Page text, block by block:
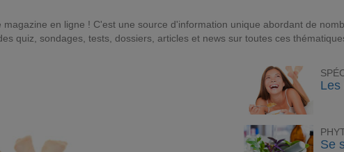
en ligne ! C'est une source d'information unique abordant de
quiz, sondages, tests, dossiers, articles et news sur toutes ces
Les
Se